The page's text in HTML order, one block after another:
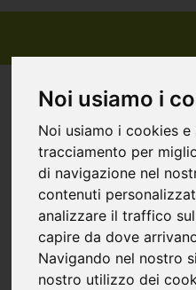
Noi usiamo i
Noi usiamo i cookies
tracciamento per
di navigazione nel
contenuti
analizzare il traffico
capire da dove
Navigando nel nostro
nostro utilizzo dei